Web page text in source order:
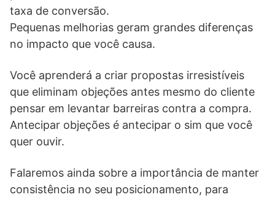
taxa de conversão.
Pequenas melhorias geram grandes diferenças
no impacto que você causa.
Você aprenderá a criar propostas irresistíveis
que eliminam objeções antes mesmo do cliente
pensar em levantar barreiras contra a compra.
Antecipar objeções é antecipar o sim que você
quer ouvir.
Falaremos ainda sobre a importância de manter
consistência no seu posicionamento, para